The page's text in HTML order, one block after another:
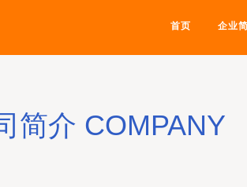
首页 企业
简介 COMPANY